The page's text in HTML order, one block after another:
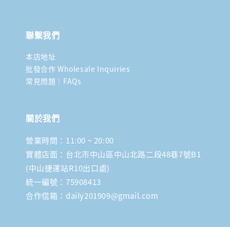
聯繫我們
本店地址
批發合作 Wholesale Inquiries
常見問題｜FAQs
關於我們
營業時間：11:00 ~ 20:00
實體店面：台北市中山區中山北路二段48巷7號B1
(中山捷運站R10出口處)
統一編號：75908413
合作信箱：daily201909@gmail.com